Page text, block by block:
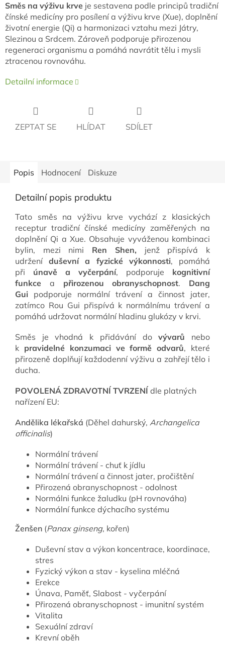
Směs na výživu krve je sestavena podle principů tradiční
čínské medicíny pro posílení a výživu krve (Xue), doplnění
životní energie (Qi) a harmonizaci vztahu mezi Játry,
Slezinou a Srdcem. Zároveň podporuje přirozenou
regeneraci organismu a pomáhá navrátit tělu i mysli
ztracenou rovnováhu.
Detailní informace
ZEPTAT SE HLÍDAT SDÍLET
Popis Hodnocení Diskuze
Detailní popis produktu
Tato směs na výživu krve vychází z klasických
receptur tradiční čínské medicíny zaměřených na
doplnění Qi a Xue. Obsahuje vyváženou kombinaci
bylin, mezi nimi
Ren Shen,
jenž přispívá k
udržení
duševní a fyzické výkonnosti, pomáhá
při
únavě a vyčerpání, podporuje
kognitivní
funkce
a přirozenou obranyschopnost. Dang
Gui podporuje normální trávení a činnost jater,
zatímco Rou Gui přispívá k normálnímu trávení a
pomáhá udržovat normální hladinu glukózy v krvi.
Směs je vhodná k přidávání do vývarů
nebo
k pravidelné konzumaci ve formě odvarů, které
přirozeně doplňují každodenní výživu a zahřejí tělo i
ducha.
POVOLENÁ ZDRAVOTNÍ TVRZENÍ dle platných
nařízení EU:
Andělika lékařská (Děhel dahurský, Archangelica
officinalis)
Normální trávení
Normální trávení - chuť k jídlu
Normální trávení a činnost jater, pročištění
Přirozená obranyschopnost - odolnost
Normálni funkce žaludku (pH rovnováha)
Normální funkce dýchacího systému
Ženšen (Panax ginseng, kořen)
Duševní stav a výkon koncentrace, koordinace,
stres
Fyzický výkon a stav - kyselina mléčná
Erekce
Únava, Paměť, Slabost - vyčerpání
Přirozená obranyschopnost - imunitní systém
Vitalita
Sexuální zdraví
Krevní oběh